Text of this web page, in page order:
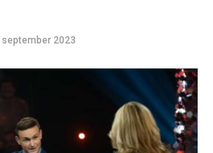
september 2023